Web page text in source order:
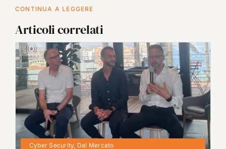
CONTINUA A LEGGERE
Articoli correlati
Cyber Security, Dal Mercato